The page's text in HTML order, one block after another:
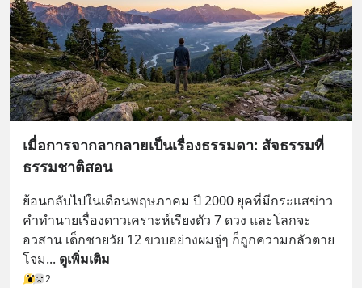
เมื่อการจากลากลายเป็นเรื่องธรรมดา: สัจธรรมที่
ธรรมชาติสอน
ย้อนกลับไปในเดือนพฤษภาคม ปี 2000 ยุคที่มีกระแสข่าว
คำทำนายเรื่องดาวเคราะห์เรียงตัว 7 ดวง และโลกจะ
อวสาน เด็กชายวัย 12 ขวบอย่างผมจู่ๆ ก็ถูกความกลัวตาย
โจม... ดูเพิ่มเติม
2